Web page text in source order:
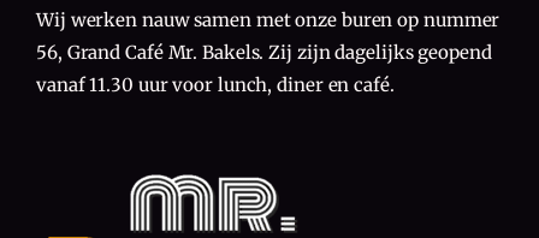
Wij werken nauw samen met onze buren op nummer
56, Grand Café Mr. Bakels. Zij zijn dagelijks geopend
vanaf 11.30 uur voor lunch, diner en café.